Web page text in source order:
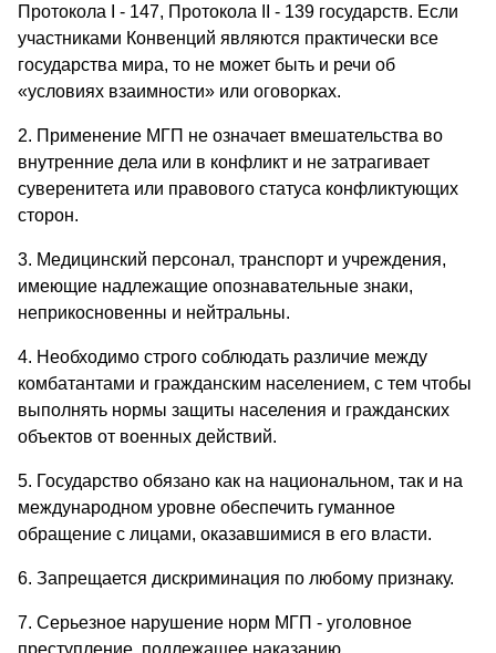
Протокола I - 147, Протокола II - 139 государств. Если
участниками Конвенций являются практически все
государства мира, то не может быть и речи об
«условиях взаимности» или оговорках.
2. Применение МГП не означает вмешательства во
внутренние дела или в конфликт и не затрагивает
суверенитета или правового статуса конфликтующих
сторон.
3. Медицинский персонал, транспорт и учреждения,
имеющие надлежащие опознавательные знаки,
неприкосновенны и нейтральны.
4. Необходимо строго соблюдать различие между
комбатантами и гражданским населением, с тем чтобы
выполнять нормы защиты населения и гражданских
объектов от военных действий.
5. Государство обязано как на национальном, так и на
международном уровне обеспечить гуманное
обращение с лицами, оказавшимися в его власти.
6. Запрещается дискриминация по любому признаку.
7. Серьезное нарушение норм МГП - уголовное
преступление, подлежащее наказанию.